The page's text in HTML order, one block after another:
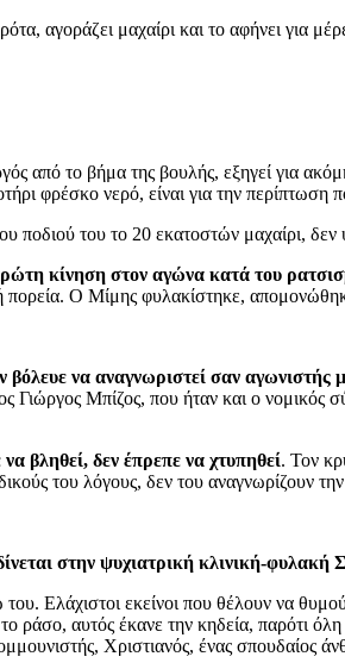
αγοράζει μαχαίρι και το αφήνει για
από το βήμα της βουλής, εξηγεί για
φρέσκο νερό, είναι για την
ποδιού του το 20 εκατοστών μαχαίρι,
κίνηση στον αγώνα κατά του
πορεία. Ο Μίμης φυλακίστηκε,
βόλευε να αναγνωριστεί σαν αγωνιστής
Γιώργος Μπίζος, που ήταν και ο νομικός
βληθεί, δεν έπρεπε να χτυπηθεί. Τον
του λόγους, δεν του αναγνωρίζουν
στην ψυχιατρική κλινική-
Ελάχιστοι εκείνοι που θέλουν να
ράσο, αυτός έκανε την κηδεία, παρότι
Χριστιανός, ένας σπουδαίος